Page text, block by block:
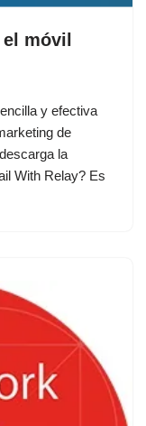
el móvil
y efectiva
de
la
With Relay? Es